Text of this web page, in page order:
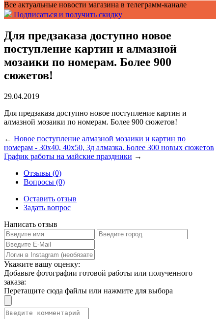
Все актуальные новости магазина в телеграмм-канале
Подписаться и получить скидку
Для предзаказа доступно новое
поступление картин и алмазной
мозаики по номерам. Более 900
сюжетов!
29.04.2019
Для предзаказа доступно новое поступление картин и
алмазной мозаики по номерам. Более 900 сюжетов!
← Новое поступление алмазной мозаики и картин по
номерам - 30х40, 40х50, 3д алмазка. Более 300 новых сюжетов
График работы на майские праздники →
Отзывы (0)
Вопросы (0)
Оставить отзыв
Задать вопрос
Написать отзыв
Укажите вашу оценку:
Добавьте фотографии готовой работы или полученного
заказа:
Перетащите сюда файлы или нажмите для выбора